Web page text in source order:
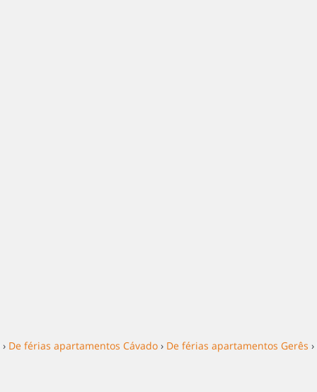
› De férias apartamentos Cávado › De férias apartamentos Gerês ›